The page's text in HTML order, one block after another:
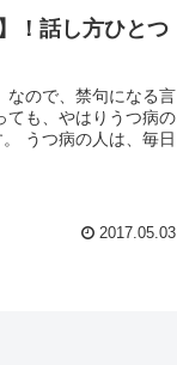
！話し方ひとつ
なので、禁句になる言
ても、やはりうつ病の
うつ病の人は、毎日
2017.05.03